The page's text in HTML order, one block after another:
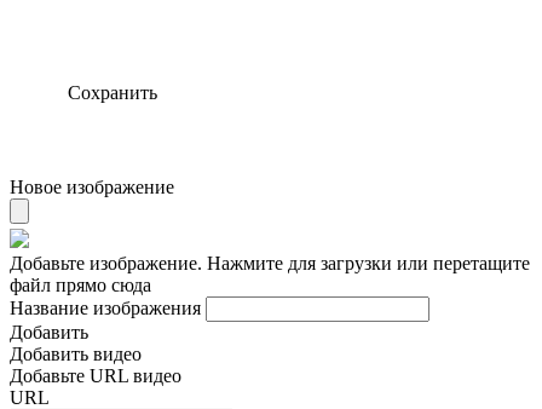
Сохранить
Новое изображение
Добавьте изображение. Нажмите для загрузки или перетащите
файл прямо сюда
Название изображения
Добавить
Добавить видео
Добавьте URL видео
URL